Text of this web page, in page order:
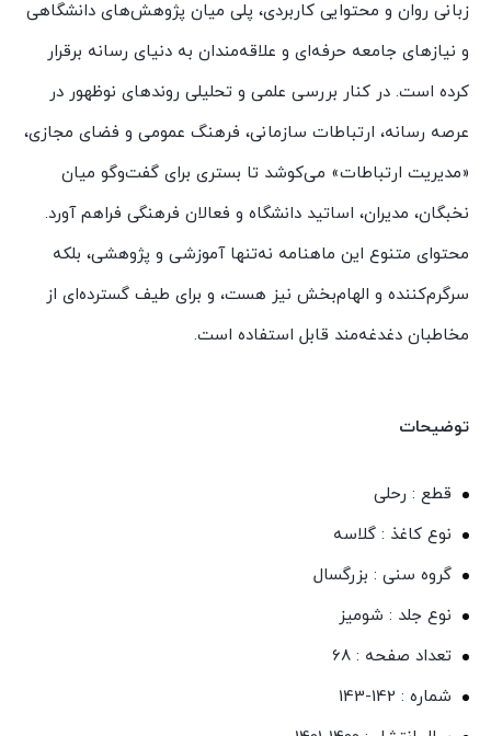
زبانی روان و محتوایی کاربردی، پلی میان پژوهش‌های دانشگاهی
و نیازهای جامعه حرفه‌ای و علاقه‌مندان به دنیای رسانه برقرار
کرده است. در کنار بررسی علمی و تحلیلی روندهای نوظهور در
عرصه رسانه، ارتباطات سازمانی، فرهنگ عمومی و فضای مجازی،
«مدیریت ارتباطات» می‌کوشد تا بستری برای گفت‌وگو میان
نخبگان، مدیران، اساتید دانشگاه و فعالان فرهنگی فراهم آورد.
محتوای متنوع این ماهنامه نه‌تنها آموزشی و پژوهشی، بلکه
سرگرم‌کننده و الهام‌بخش نیز هست، و برای طیف گسترده‌ای از
مخاطبان دغدغه‌مند قابل استفاده است.
توضیحات
قطع : رحلی
نوع کاغذ : گلاسه
گروه سنی : بزرگسال
نوع جلد : شومیز
تعداد صفحه : 68
شماره : 142-143